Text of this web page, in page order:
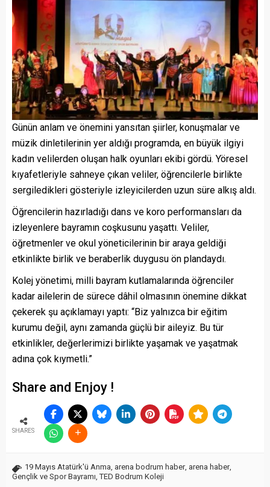
Günün anlam ve önemini yansıtan şiirler, konuşmalar ve
müzik dinletilerinin yer aldığı programda, en büyük ilgiyi
kadın velilerden oluşan halk oyunları ekibi gördü. Yöresel
kıyafetleriyle sahneye çıkan veliler, öğrencilerle birlikte
sergiledikleri gösteriyle izleyicilerden uzun süre alkış aldı.
Öğrencilerin hazırladığı dans ve koro performansları da
izleyenlere bayramın coşkusunu yaşattı. Veliler,
öğretmenler ve okul yöneticilerinin bir araya geldiği
etkinlikte birlik ve beraberlik duygusu ön plandaydı.
Kolej yönetimi, milli bayram kutlamalarında öğrenciler
kadar ailelerin de sürece dâhil olmasının önemine dikkat
çekerek şu açıklamayı yaptı: “Biz yalnızca bir eğitim
kurumu değil, aynı zamanda güçlü bir aileyiz. Bu tür
etkinlikler, değerlerimizi birlikte yaşamak ve yaşatmak
adına çok kıymetli.”
Share and Enjoy !
SHARES
19 Mayıs Atatürk'ü Anma arena bodrum haber, arena haber,
Gençlik ve Spor Bayramı ,TED Bodrum Koleji